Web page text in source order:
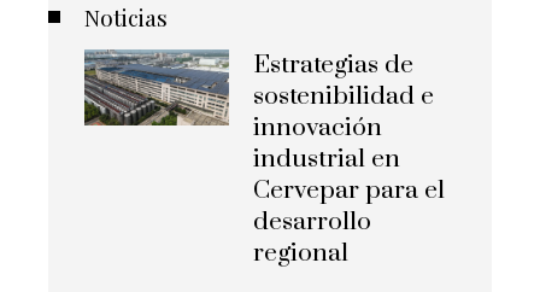
Noticias
Estrategias de
sostenibilidad e
innovación
industrial en
Cervepar para el
desarrollo
regional